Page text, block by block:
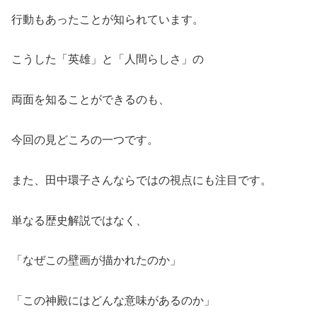
行動もあったことが知られています。
こうした「英雄」と「人間らしさ」の
両面を知ることができるのも、
今回の見どころの一つです。
また、田中環子さんならではの視点にも注目です。
単なる歴史解説ではなく、
「なぜこの壁画が描かれたのか」
「この神殿にはどんな意味があるのか」